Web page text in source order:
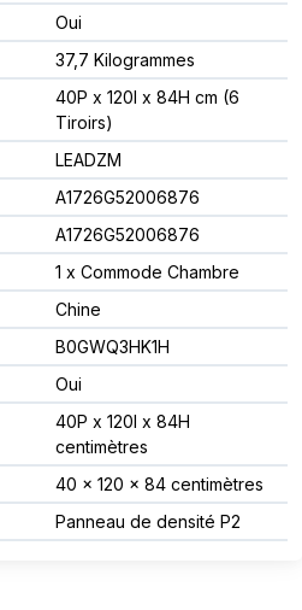
Oui
37,7 Kilogrammes
40P x 120l x 84H cm (6
Tiroirs)
LEADZM
A1726G52006876
A1726G52006876
1 x Commode Chambre
Chine
B0GWQ3HK1H
Oui
40P x 120l x 84H
centimètres
40 x 120 x 84 centimètres
Panneau de densité P2